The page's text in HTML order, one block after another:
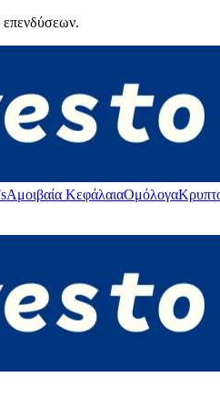
Αμοιβαία ΚεφάλαιαΟμόλογα